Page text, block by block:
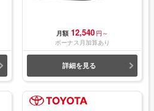
月額 12,540 円～
ボーナス月加算あり
詳細を見る